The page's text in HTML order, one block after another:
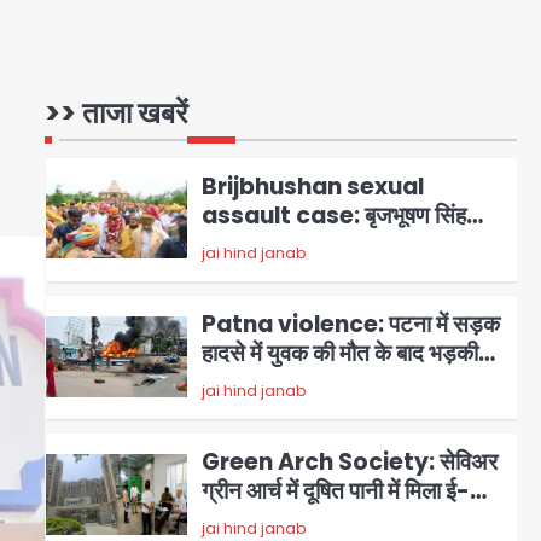
>> ताजा खबरें
2
हत्या की कोशिश, प्रियंका गांधी को
बैड टच’ का था मामला
3
Patna violence: पटना में सड़क
हादसे में युवक की मौत के बाद भड़की
हिंसा, उपद्रवियों ने फूंकीं 10 गाड़ियां,
ट्रैफिक पोस्ट और स्लीपर बस भी
jai hind janab
4
Green Arch Society: सेविअर
ग्रीन आर्च में दूषित पानी में मिला ई-
कोलाई, अथॉरिटी ने शुरू की सैंपलिंग
जांच
jai hind janab
5
थाईलैंड के स्कूल में गोलीबारी, 3 छात्रों
समेत 6 लोगों की मौत; 15 घायल
Team JHJ